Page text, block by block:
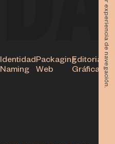
IdentidadPackagingEditorial
Naming
Web Gráfica